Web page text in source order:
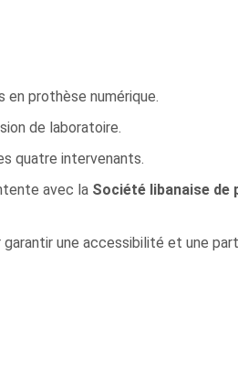
en prothèse numérique.
de laboratoire.
quatre intervenants.
avec la Société libanaise de
garantir une accessibilité et une